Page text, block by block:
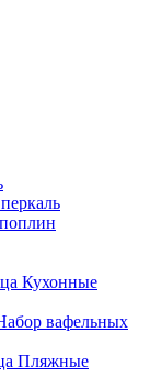
Кухонные
вафельных
Пляжные